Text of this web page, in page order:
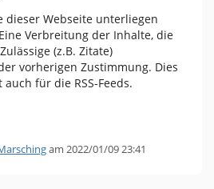
dieser Webseite unterliegen
Verbreitung der Inhalte, die
(z.B. Zitate)
vorherigen Zustimmung. Dies
für die RSS-Feeds.
am 2022/01/09 23:41